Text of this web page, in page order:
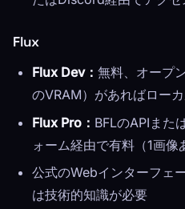
Flux
Flux Dev： 無料、オープ
のVRAM）があればロー
Flux Pro： BFLのAPIまた
ォーム経由で有料（1画
公式のWebインターフェ
は技術的知識が必要